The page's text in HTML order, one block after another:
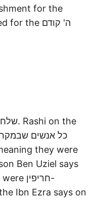
for the
Ben Uziel says
Ibn Ezra says on